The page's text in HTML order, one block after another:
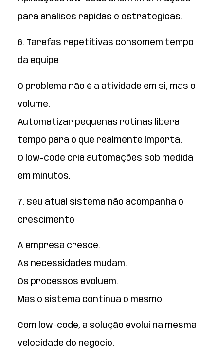
para análises rápidas e estratégicas.
6. Tarefas repetitivas consomem tempo
da equipe
O problema não é a atividade em si, mas o
volume.
Automatizar pequenas rotinas libera
tempo para o que realmente importa.
O low-code cria automações sob medida
em minutos.
7. Seu atual sistema não acompanha o
crescimento
A empresa cresce.
As necessidades mudam.
Os processos evoluem.
Mas o sistema continua o mesmo.
Com low-code, a solução evolui na mesma
velocidade do negócio.